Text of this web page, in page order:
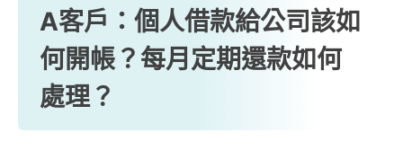
A客戶：個人借款給公司該如
何開帳？每月定期還款如何
處理？